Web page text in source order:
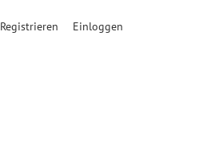
Registrieren Einloggen